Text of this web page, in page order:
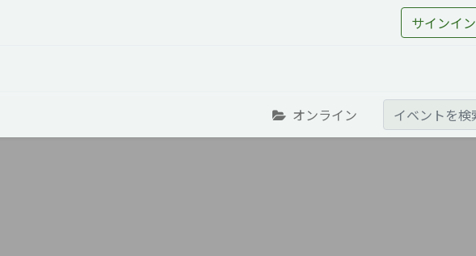
サインイン
オンライン